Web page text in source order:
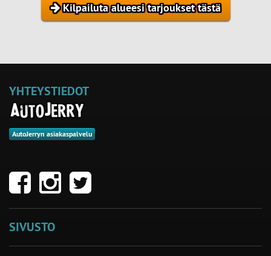
Kilpailuta alueesi tarjoukset tästä
YHTEYSTIEDOT
AutoJerryn asiakaspalvelu
SIVUSTO